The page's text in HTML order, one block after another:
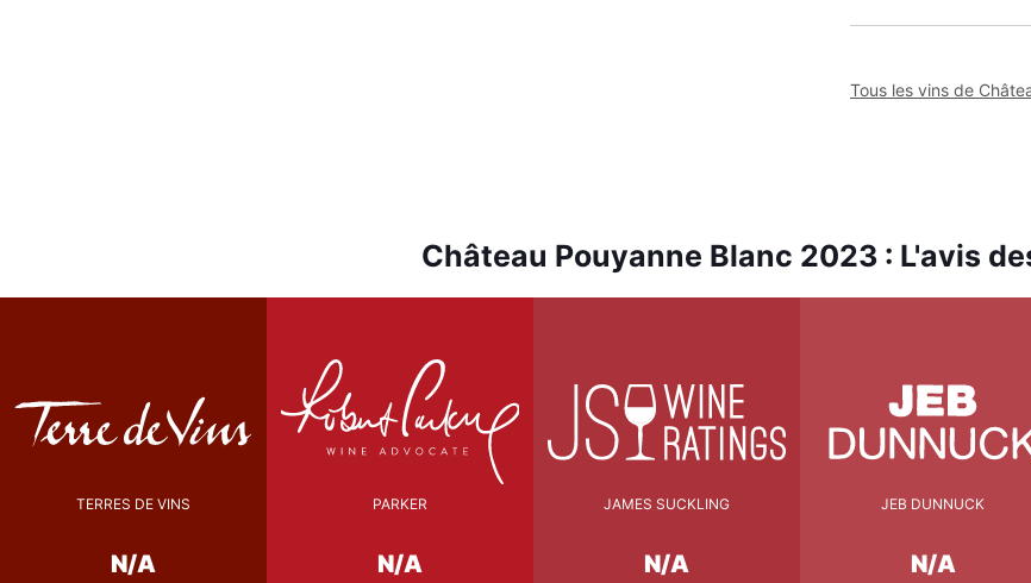
Tous les vins de
Château Pouyanne Blanc 2023 : L'avis
TERRES DE VINS
N/A
PARKER
N/A
JAMES SUCKLING
N/A
JEB DUNNUCK
N/A